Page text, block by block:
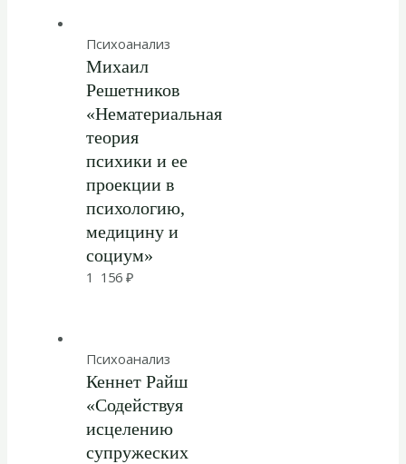
Психоанализ
Михаил
Решетников
«Нематериальная
теория
психики и ее
проекции в
психологию,
медицину и
социум»
1 156₽
Психоанализ
Кеннет Райш
«Содействуя
исцелению
супружеских